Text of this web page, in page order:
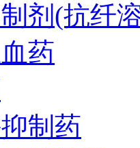
剂(抗纤
药
制药